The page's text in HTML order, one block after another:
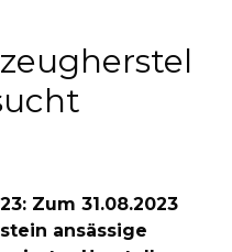
Zum 31.08.2023
ansässige